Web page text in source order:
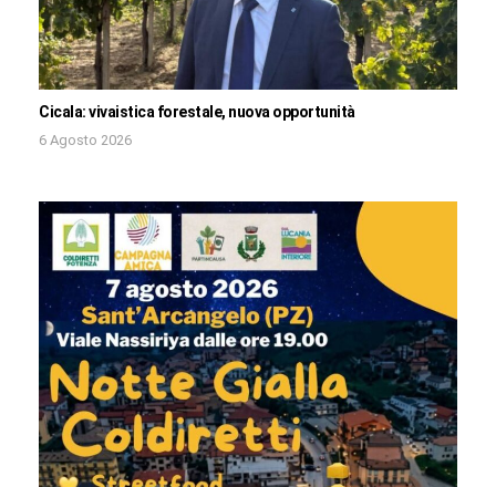
Cicala: vivaistica forestale, nuova opportunità
6 Agosto 2026